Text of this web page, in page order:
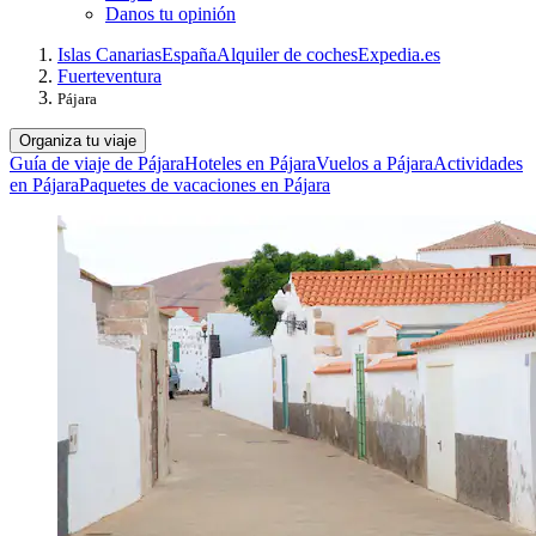
Danos tu opinión
Islas CanariasEspañaAlquiler de cochesExpedia.es
Fuerteventura
Pájara
Organiza tu viaje
Guía de viaje de PájaraHoteles en PájaraVuelos a PájaraActividades
en PájaraPaquetes de vacaciones en Pájara